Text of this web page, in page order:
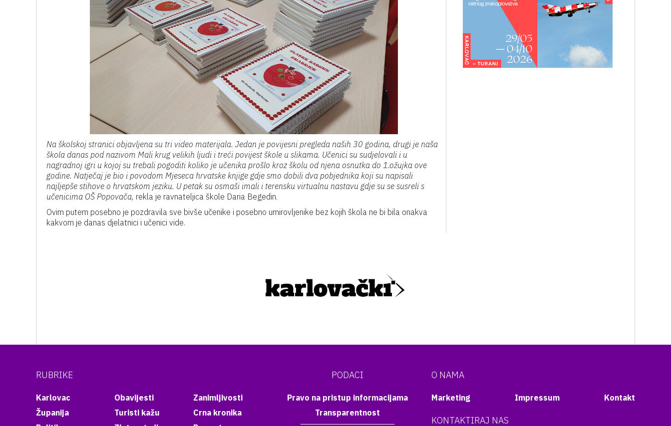
Na školskoj stranici objavljena su tri video materijala. Jedan je povijesni pregleda naših 30 godina, drugi je naša
škola danas pod nazivom Mali krug velikih ljudi i treći povijest škole u slikama. Učenici su sudjelovali i u
nagradnoj igri u kojoj su trebali pogoditi koliko je učenika prošlo kroz školu od njena osnutka do 1.ožujka ove
godine. Natječaj je bio i povodom Mjeseca hrvatske knjige gdje smo dobili dva pobjednika koji su napisali
najljepše stihove o hrvatskom jeziku. U petak su osmaši imali i terensku virtualnu nastavu gdje su se susreli s
učenicima OŠ Popovača, rekla je ravnateljica škole Daria Begedin.
Ovim putem posebno je pozdravila sve bivše učenike i posebno umirovljenike bez kojih škola ne bi bila onakva
kakvom je danas djelatnici i učenici vide.
RUBRIKE
Karlovac
Županija
Obavijesti
Turisti kažu
Zanimljivosti
Crna kronika
PODACI
Pravo na pristup informacijama
Transparentnost
O NAMA
Marketing Impressum Kontakt
KONTAKTIRAJ NAS